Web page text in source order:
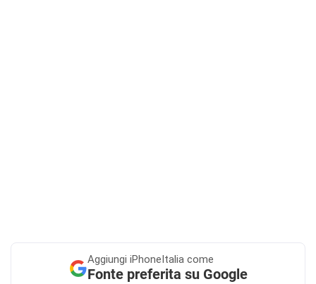
Aggiungi iPhoneItalia come
Fonte preferita su Google